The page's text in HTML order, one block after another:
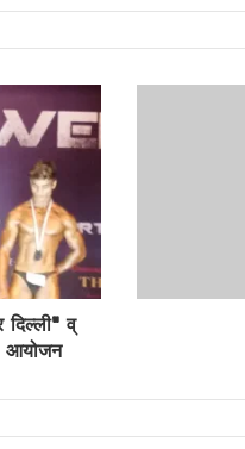
दिल्ली" व्
आयोजन